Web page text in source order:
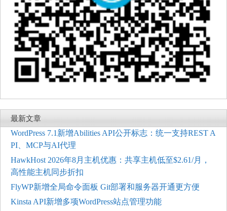
最新文章
WordPress 7.1新增Abilities API公开标志：统一支持REST A
PI、MCP与AI代理
HawkHost 2026年8月主机优惠：共享主机低至$2.61/月，
高性能主机同步折扣
FlyWP新增全局命令面板 Git部署和服务器开通更方便
Kinsta API新增多项WordPress站点管理功能